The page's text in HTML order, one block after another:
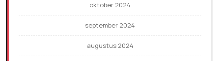
oktober 2024
september 2024
augustus 2024